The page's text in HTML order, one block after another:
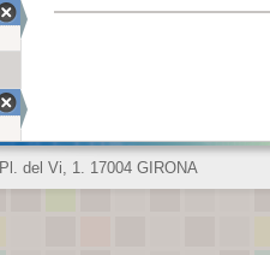
Pl. del Vi, 1. 17004 GIRONA